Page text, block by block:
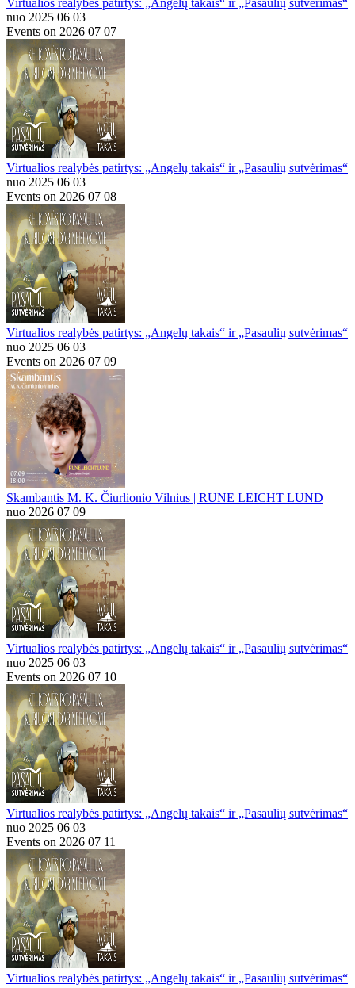
Virtualios realybės patirtys: „Angelų takais“ ir „Pasaulių sutvėrimas“
nuo 2025 06 03
Events on 2026 07 07
Virtualios realybės patirtys: „Angelų takais“ ir „Pasaulių sutvėrimas“
nuo 2025 06 03
Events on 2026 07 08
Virtualios realybės patirtys: „Angelų takais“ ir „Pasaulių sutvėrimas“
nuo 2025 06 03
Events on 2026 07 09
Skambantis M. K. Čiurlionio Vilnius | RUNE LEICHT LUND
nuo 2026 07 09
Virtualios realybės patirtys: „Angelų takais“ ir „Pasaulių sutvėrimas“
nuo 2025 06 03
Events on 2026 07 10
Virtualios realybės patirtys: „Angelų takais“ ir „Pasaulių sutvėrimas“
nuo 2025 06 03
Events on 2026 07 11
Virtualios realybės patirtys: „Angelų takais“ ir „Pasaulių sutvėrimas“